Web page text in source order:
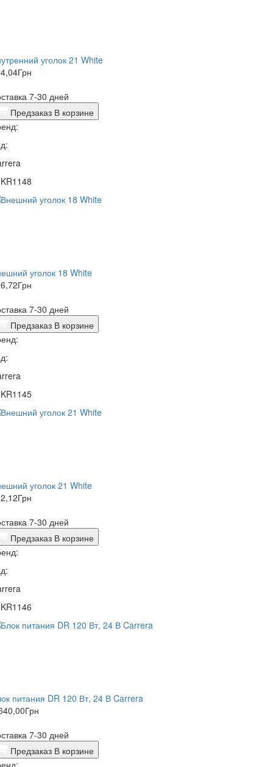
уголок 21 White
Грн
7-30 дней
Предзаказ В корзине
уголок 18 White
Грн
7-30 дней
Предзаказ В корзине
уголок 21 White
Грн
7-30 дней
Предзаказ В корзине
питания DR 120 Вт, 24 В Carrera
Грн
7-30 дней
Предзаказ В корзине